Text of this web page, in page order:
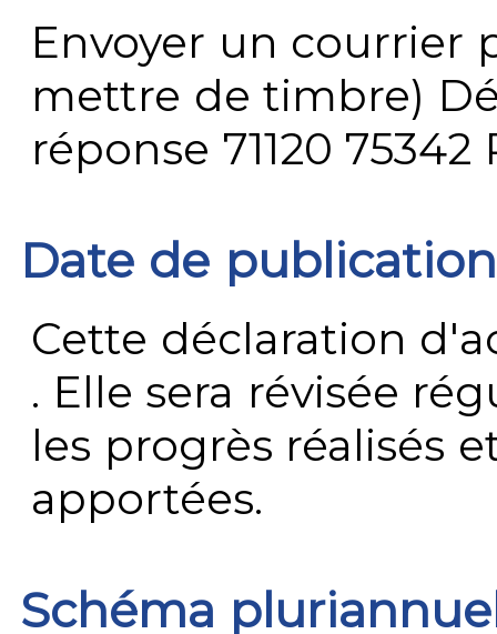
Envoyer un courrier
mettre de timbre)
réponse 71120 75342
Date de publication
Cette déclaration
. Elle sera révisée
les progrès réalisés
apportées.
Schéma